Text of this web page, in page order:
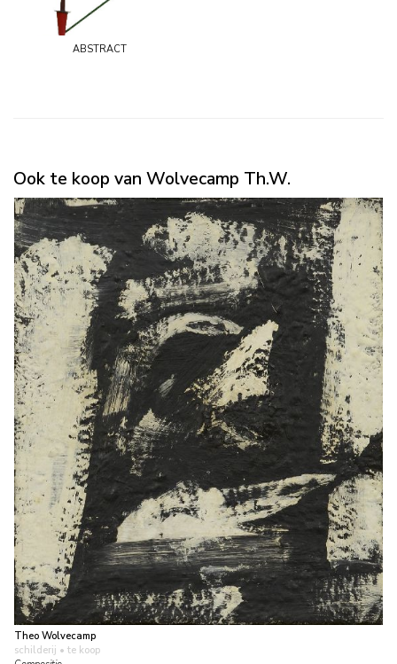
abstract
Ook te koop van Wolvecamp Th.W.
Theo Wolvecamp
schilderij • te koop